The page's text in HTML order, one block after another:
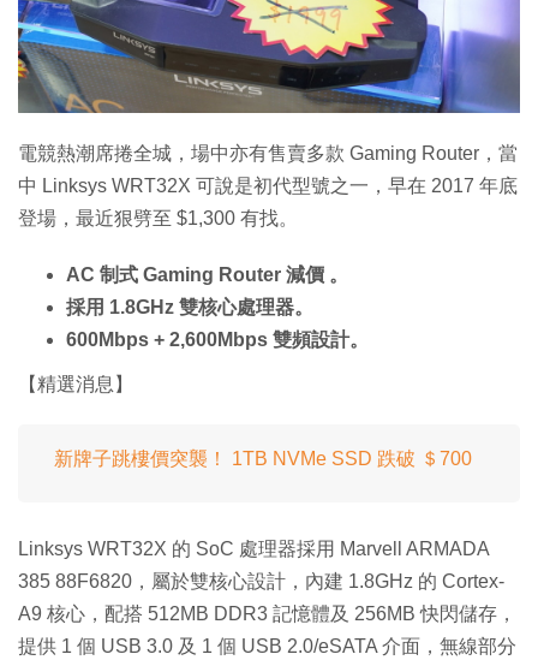
電競熱潮席捲全城，場中亦有售賣多款 Gaming Router，當
中 Linksys WRT32X 可說是初代型號之一，早在 2017 年底
登場，最近狠劈至 $1,300 有找。
AC 制式 Gaming Router 減價 。
採用 1.8GHz 雙核心處理器。
600Mbps + 2,600Mbps 雙頻設計。
【精選消息】
新牌子跳樓價突襲！ 1TB NVMe SSD 跌破 ＄700
Linksys WRT32X 的 SoC 處理器採用 Marvell ARMADA
385 88F6820，屬於雙核心設計，內建 1.8GHz 的 Cortex-
A9 核心，配搭 512MB DDR3 記憶體及 256MB 快閃儲存，
提供 1 個 USB 3.0 及 1 個 USB 2.0/eSATA 介面，無線部分